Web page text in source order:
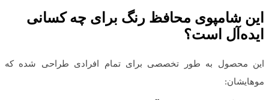
این شامپوی محافظ رنگ برای چه کسانی
ایده‌آل است؟
این محصول به طور تخصصی برای تمام افرادی طراحی شده که
موهایشان: